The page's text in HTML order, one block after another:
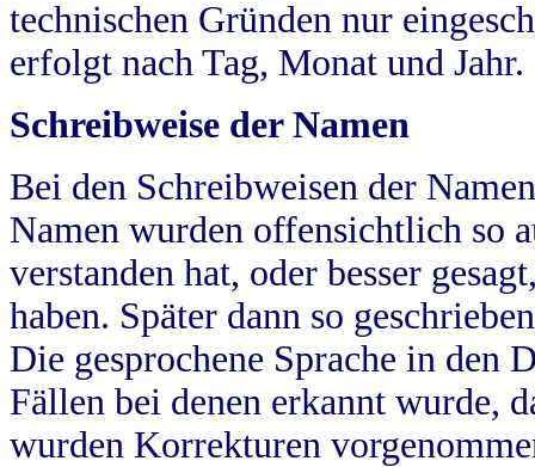
technischen Gründen nur
erfolgt nach Tag, Monat und Jahr.
Schreibweise der Namen
Bei den Schreibweisen der
Namen wurden offensichtlich so
verstanden hat, oder besser
haben. Später dann so
Die gesprochene Sprache in
Fällen bei denen erkannt wurde,
wurden Korrekturen